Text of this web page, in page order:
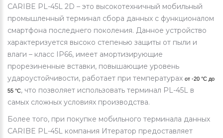
CARIBE PL-45L 2D – это высокотехничный мобильный
промышленный терминал сбора данных с функционалом
смартфона последнего поколения. Данное устройство
характеризуется высоко степенью защиты от пыли и
влаги – класс IP66, имеет амортизирующие
прорезиненные вставки, повышающие уровень
удароустойчивости, работает при температурах от -20 °C до
55 °C, что позволяет использовать терминал PL-45L в
самых сложных условиях производства.
Более того, при покупке мобильного терминала данных
CARIBE PL-45L компания Итератор предоставляет